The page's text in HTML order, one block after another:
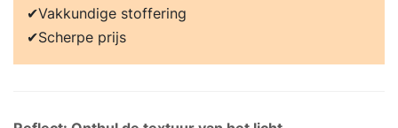
Vakkundige stoffering
Scherpe prijs